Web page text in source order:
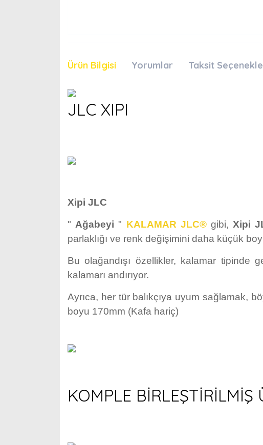
Ürün Bilgisi Yorumlar Taksit
JLC XIPI
Xipi JLC
" Ağabeyi " KALAMAR JLC®gibi,Xipi
parlaklığı ve renk değişimini daha küçük
Bu olağandışı özellikler, kalamar tipinde
kalamarı andırıyor.
Ayrıca, her tür balıkçıya uyum sağlamak,
boyu 170mm (Kafa hariç)
KOMPLE BİRLEŞTİRİLMİŞ